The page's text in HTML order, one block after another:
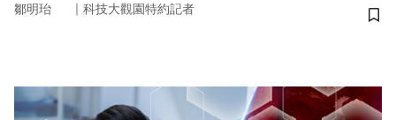
鄒明珆 ｜ 科技大觀園特約記者
儲